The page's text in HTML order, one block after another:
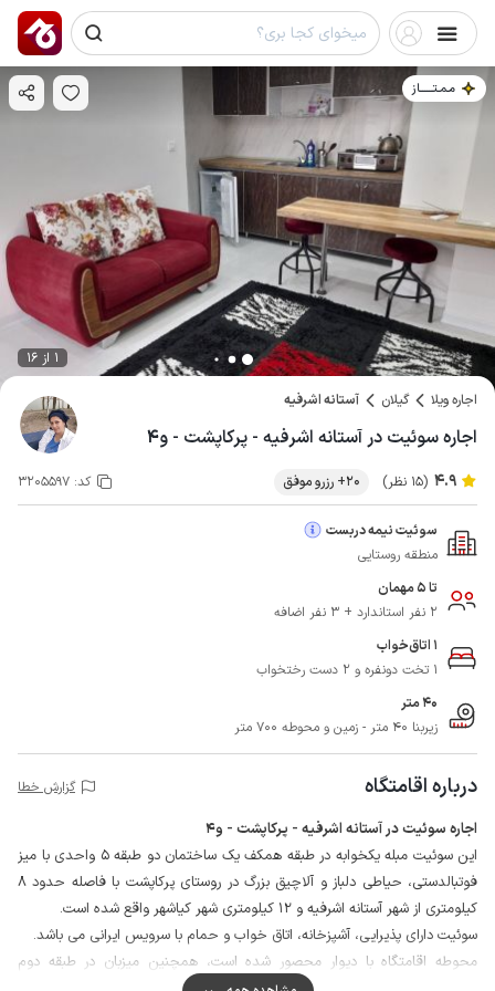
مـمـتــــــاز
1 از 16
اجاره ویلا گیلان آستانه اشرفیه
اجاره سوئیت در آستانه اشرفیه - پرکاپشت - و۴
4.9 (15 نظر) 20+ رزرو موفق کد: 3205597
سوئیت نیمه دربست
منطقه روستایی
تا 5 مهمان
2 نفر استاندارد + 3 نفر اضافه
1 اتاق‌خواب
1 تخت دونفره و 2 دست رختخواب
40 متر
زیربنا 40 متر - زمین و محوطه 700 متر
درباره اقامتگاه گزارش خطا
اجاره سوئیت در آستانه اشرفیه - پرکاپشت - و4
این سوئیت مبله یکخوابه در طبقه همکف یک ساختمان دو طبقه 5 واحدی با میز
فوتبالدستی، حیاطی دلباز و آلاچیق بزرگ در روستای پرکاپشت با فاصله حدود 8
کیلومتری از شهر آستانه اشرفیه و 12 کیلومتری شهر کیاشهر واقع شده است.
سوئیت دارای پذیرایی، آشپزخانه، اتاق خواب و حمام با سرویس ایرانی می باشد.
محوطه اقامتگاه با دیوار محصور شده است، همچنین میزبان در طبقه دوم